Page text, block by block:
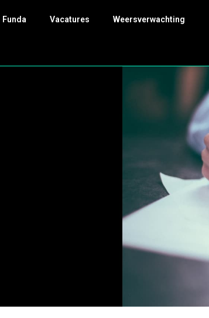
Funda Vacatures Weersverwachting